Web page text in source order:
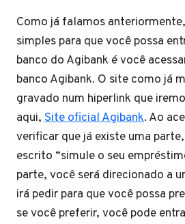
Como já falamos
simples para que você possa
banco do Agibank é você
banco Agibank. O site como já
gravado num hiperlink que
aqui, Site oficial Agibank. Ao
verificar que já existe uma
escrito “simule o seu
parte, você será direcionado a
irá pedir para que você possa
se você preferir, você pode